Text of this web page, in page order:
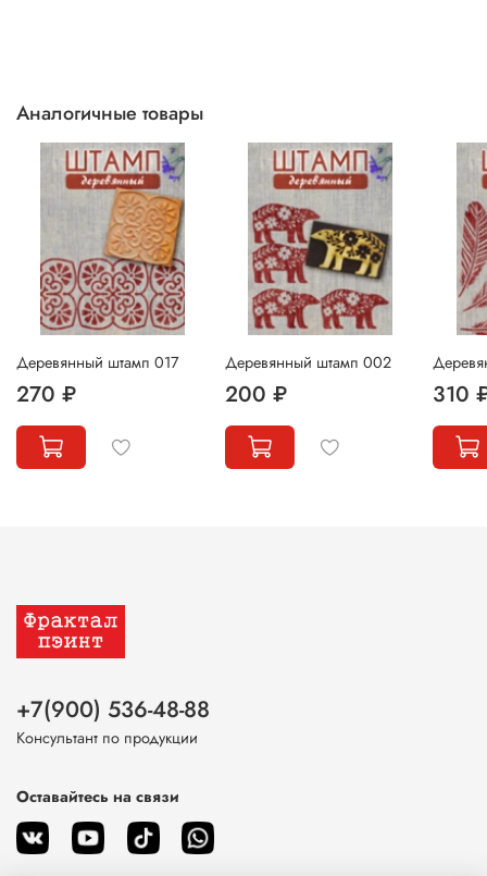
Аналогичные товары
Деревянный штамп 017
270 ₽
Деревянный штамп 002
200 ₽ 310
+7(900) 536-48-88
Консультант по продукции
Оставайтесь на связи